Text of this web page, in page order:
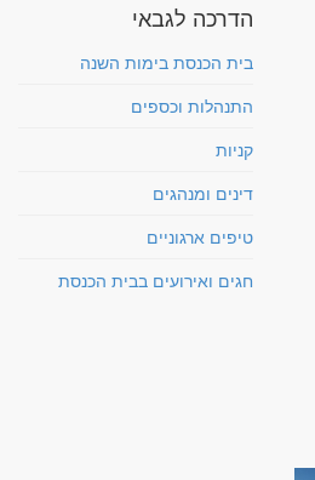
הדרכה לגבאי
בית הכנסת בימות השנה
התנהלות וכספים
קניות
דינים ומנהגים
טיפים ארגוניים
חגים ואירועים בבית הכנסת